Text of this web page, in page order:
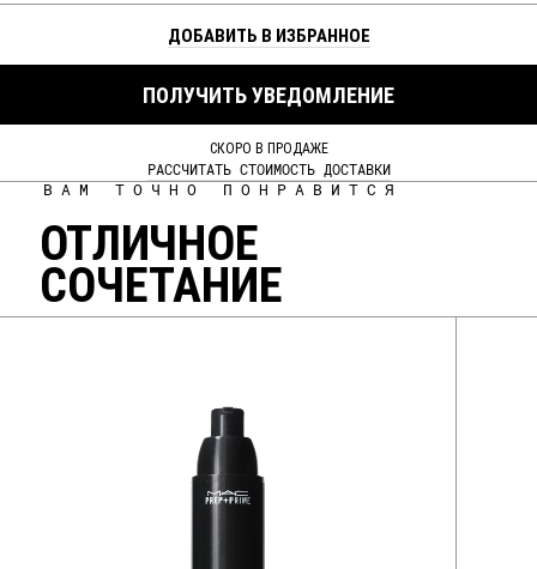
ДОБАВИТЬ В ИЗБРАННОЕ
ПОЛУЧИТЬ УВЕДОМЛЕНИЕ
СКОРО В ПРОДАЖЕ
РАССЧИТАТЬ СТОИМОСТЬ ДОСТАВКИ
ВАМ ТОЧНО ПОНРАВИТСЯ
ОТЛИЧНОЕ
СОЧЕТАНИЕ